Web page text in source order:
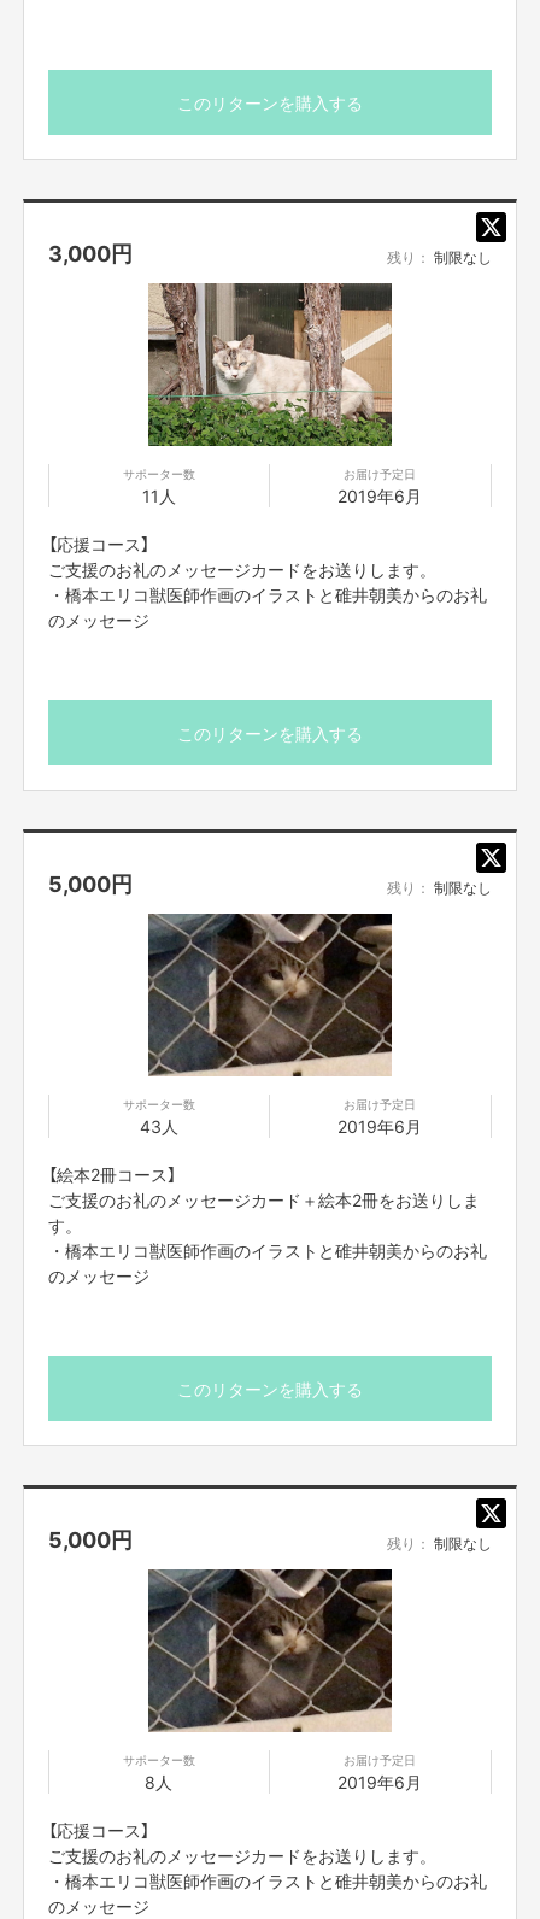
このリターンを購入する
3,000円 残り： 制限なし
サポーター数
11人
お届け予定日
2019年6月
【応援コース】
ご支援のお礼のメッセージカードをお送りします。
・橋本エリコ獣医師作画のイラストと碓井朝美からのお礼
のメッセージ
このリターンを購入する
5,000円 残り： 制限なし
サポーター数
43人
お届け予定日
2019年6月
【絵本2冊コース】
ご支援のお礼のメッセージカード＋絵本2冊をお送りしま
す。
・橋本エリコ獣医師作画のイラストと碓井朝美からのお礼
のメッセージ
このリターンを購入する
5,000円 残り： 制限なし
サポーター数
8人
お届け予定日
2019年6月
【応援コース】
ご支援のお礼のメッセージカードをお送りします。
・橋本エリコ獣医師作画のイラストと碓井朝美からのお礼
のメッセージ